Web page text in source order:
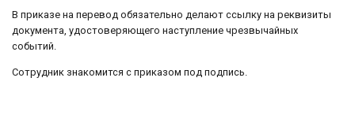
В приказе на перевод обязательно делают ссылку на реквизиты
документа, удостоверяющего наступление чрезвычайных
событий.
Сотрудник знакомится с приказом под подпись.